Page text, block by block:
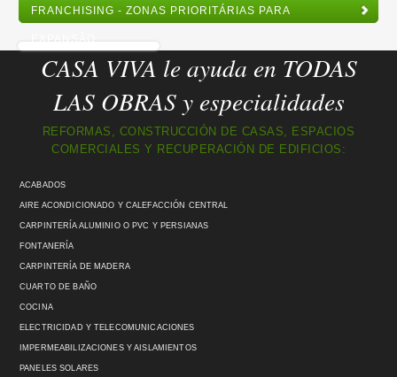
FRANCHISING - ZONAS PRIORITÁRIAS PARA
EXPANSÃO
CASA VIVA le ayuda en TODAS
LAS OBRAS y especialidades
REFORMAS, CONSTRUCCIÓN DE CASAS, ESPACIOS
COMERCIALES Y RECUPERACIÓN DE EDIFICIOS:
ACABADOS
AIRE ACONDICIONADO Y CALEFACCIÓN CENTRAL
CARPINTERÍA ALUMINIO O PVC Y PERSIANAS
FONTANERÍA
CARPINTERÍA DE MADERA
CUARTO DE BAÑO
COCINA
ELECTRICIDAD Y TELECOMUNICACIONES
IMPERMEABILIZACIONES Y AISLAMIENTOS
PANELES SOLARES